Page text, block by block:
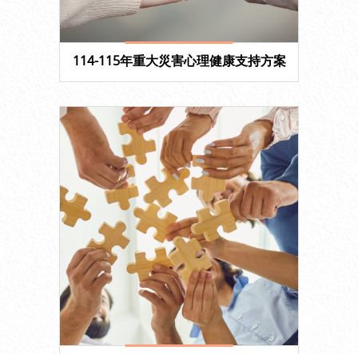
114-115年重大災害心理健康支持方案